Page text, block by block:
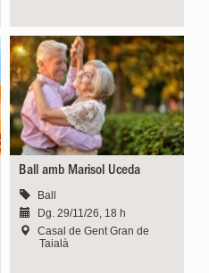
Ball amb Marisol Uceda
Ball
Dg. 29/11/26, 18 h
Casal de Gent Gran de
Taialà